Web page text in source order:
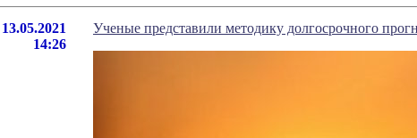
13.05.2021
14:26
Ученые представили методику долгосрочного